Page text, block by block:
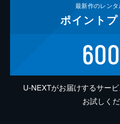
最新作のレン
ポイント
600
U-NEXTがお届けするサー
お試しくだ